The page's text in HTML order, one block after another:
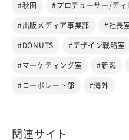
#秋田 #プロデューサー/ディ
#出版メディア事業部 #社長
#DONUTS #デザイン戦略室
#マーケティング室 #新潟
#コーポレート部 #海外
関連サイト